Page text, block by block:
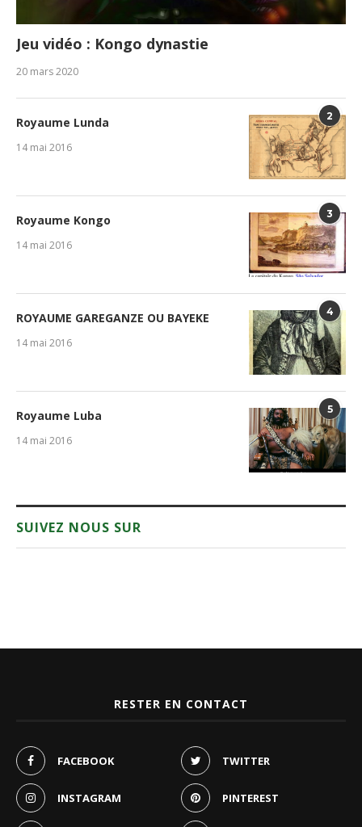
Jeu vidéo : Kongo dynastie
20 mars 2020
2
Royaume Lunda
14 mai 2016
3
Royaume Kongo
14 mai 2016
4
ROYAUME GAREGANZE OU BAYEKE
14 mai 2016
5
Royaume Luba
14 mai 2016
SUIVEZ NOUS SUR
RESTER EN CONTACT
FACEBOOK TWITTER
INSTAGRAM PINTEREST